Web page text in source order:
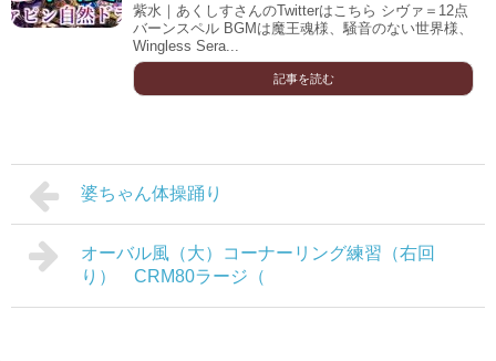
紫水｜あくしすさんのTwitterはこちら シヴァ＝12点
バーンスペル BGMは魔王魂様、騒音のない世界様、
Wingless Sera...
記事を読む
婆ちゃん体操踊り
オーバル風（大）コーナーリング練習（右回
り） CRM80ラージ（